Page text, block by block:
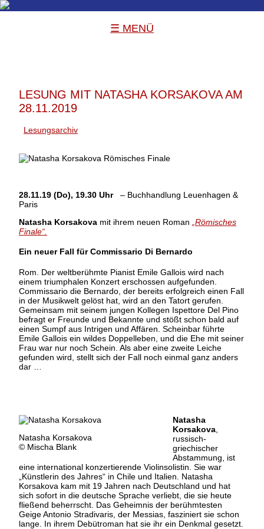
☰ MENÜ
LESUNG MIT NATASHA KORSAKOVA AM
28.11.2019
Lesungsarchiv
28.11.19 (Do), 19.30 Uhr– Buchhandlung Leuenhagen &
Paris
Natasha Korsakova mit ihrem neuen Roman
„Römisches
Finale“.
Ein neuer Fall für Commissario Di Bernardo
Rom. Der weltberühmte Pianist Emile Gallois wird nach
einem triumphalen Konzert erschossen aufgefunden.
Commissario die Bernardo, der bereits erfolgreich einen Fall
in der Musikwelt gelöst hat, wird an den Tatort gerufen.
Gemeinsam mit seinem jungen Kollegen Ispettore Del Pino
befragt er Freunde und Bekannte und stößt schon bald auf
einen Sumpf aus Intrigen und Affären. Scheinbar führte
Emile Gallois ein wildes Doppelleben, und die Ehe mit seiner
Frau war nur noch Schein. Als aber eine zweite Leiche
gefunden wird, stellt sich der Fall noch einmal ganz anders
dar …
Natasha Korsakova
© Mischa Blank
Natasha
Korsakova
russisch-
griechischer
Abstammung, ist
eine international konzertierende Violinsolistin. Sie war
„Künstlerin des Jahres“ in Chile und Italien. Natasha
Korsakova kam mit 19 Jahren nach Deutschland und hat
sich sofort in die deutsche Sprache verliebt, die sie heute
fließend beherrscht. Das Geheimnis der berühmtesten
Geige Antonio Stradivaris, der Messias, fasziniert sie schon
lange. In ihrem Debütroman hat sie ihr ein Denkmal gesetzt.